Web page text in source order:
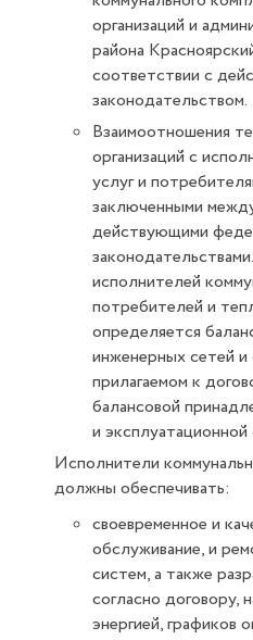
организаций и
района
соответствии с
законодательством.
Взаимоотношения
организаций с
услуг и
заключенными
действующими
исполнителей
потребителей и
определяется
инженерных сетей и
прилагаемом к
балансовой
и
Исполнители
должны обеспечивать:
своевременное и
обслуживание, и
систем, а также
согласно договору,
энергией, графиков